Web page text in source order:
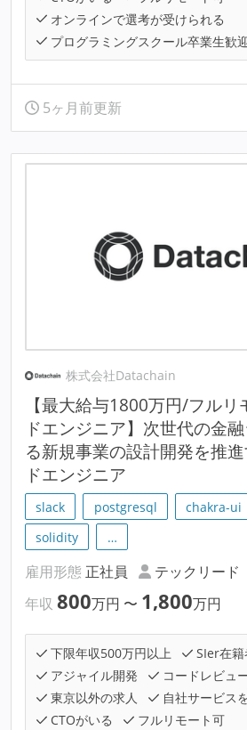
オンラインで選考が受けられる
プログラミングスクール卒業生歓
5ヶ月前更新
株式会社Datachain
【最大給与1800万円/フル
ドエンジニア】次世代の金
る新規事業の設計開発を推
ドエンジニア
slack postgresql chakra-ui
solidity
…
雇用形態 正社員 テックリード
年収 800万円 〜 1,800万円
下限年収500万円以上
SIer在
アジャイル開発
コードレビュ
東京以外の求人
自社サービス
CTOがいる
フルリモート可